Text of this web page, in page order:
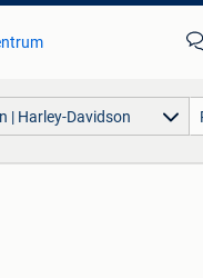
| Harley-Davidson